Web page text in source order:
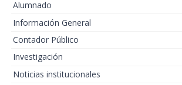
Alumnado
Información General
Contador Público
Investigación
Noticias institucionales